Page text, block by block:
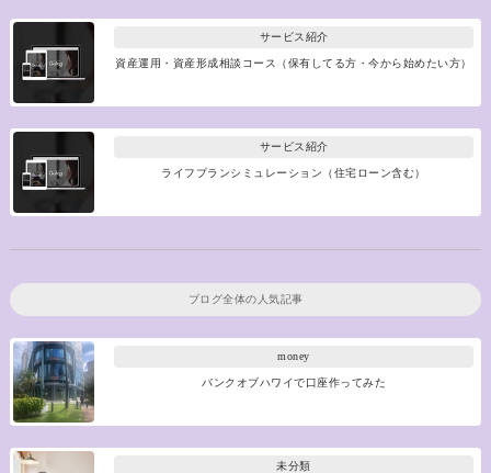
サービス紹介
資産運用・資産形成相談コース（保有してる方・今から始めたい方）
サービス紹介
ライフプランシミュレーション（住宅ローン含む）
ブログ全体の人気記事
money
バンクオブハワイで口座作ってみた
未分類